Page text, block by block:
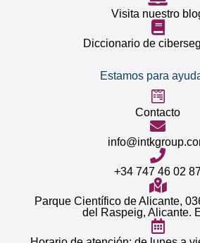
Visita nuestro
Diccionario de
Estamos para
Contacto
+34 747 46 02
Parque Científico de Alicante,
del Raspeig, Alicante.